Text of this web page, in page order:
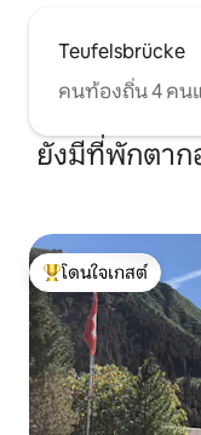
Teufelsbrücke
คนท้องถิ่น 4 คน
ยังมีที่พักตาก
โดนใจเกสต์ที่สุด
โดนใจเกสต์